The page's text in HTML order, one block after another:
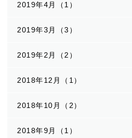
2019年4月（1）
2019年3月（3）
2019年2月（2）
2018年12月（1）
2018年10月（2）
2018年9月（1）